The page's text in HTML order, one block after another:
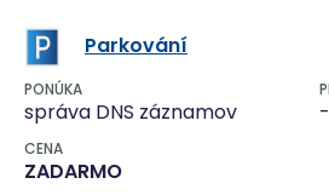
Parkování
PONÚKA
správa DNS záznamov -
CENA
ZADARMO